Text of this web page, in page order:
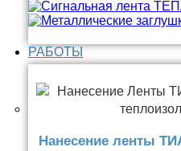
РАБОТЫ
Нанесение ленты